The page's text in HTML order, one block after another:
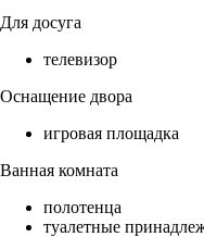
Для досуга
телевизор
Оснащение двора
игровая площадка
Ванная комната
полотенца
туалетные